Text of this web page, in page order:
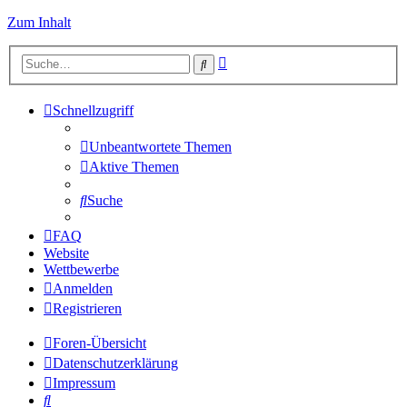
Zum Inhalt
Suche
Schnellzugriff
Unbeantwortete Themen
Aktive Themen
Suche
FAQ
Website
Wettbewerbe
Anmelden
Registrieren
Foren-Übersicht
Datenschutzerklärung
Impressum
Suche